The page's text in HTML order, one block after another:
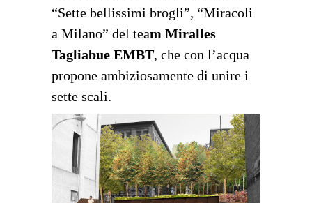
“Sette bellissimi brogli”, “Miracoli
a Milano” del team Miralles
Tagliabue EMBT, che con l’acqua
propone ambiziosamente di unire i
sette scali.